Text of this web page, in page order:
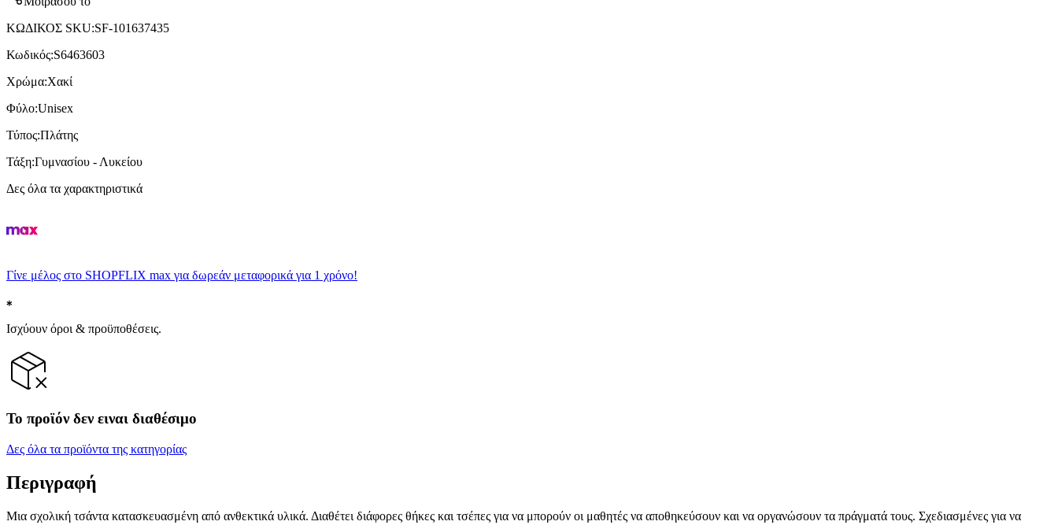
ΚΩΔΙΚΟΣ SKU:SF-101637435
Κωδικός:S6463603
Χρώμα:Χακί
Φύλο:Unisex
Τύπος:Πλάτης
Τάξη:Γυμνασίου - Λυκείου
Δες όλα τα χαρακτηριστικά
Γίνε μέλος στο SHOPFLIX max για δωρεάν μεταφορικά για 1 χρόνο!
Ισχύουν όροι & προϋποθέσεις.
Το προϊόν δεν ειναι διαθέσιμο
Δες όλα τα προϊόντα της κατηγορίας
Περιγραφή
Μια σχολική τσάντα κατασκευασμένη από ανθεκτικά υλικά. Διαθέτει διάφορες θήκες και τσέπες για να μπορούν οι μαθητές να αποθηκεύσουν και να οργανώσουν τα πράγματά τους. Σχεδιασμένες για να